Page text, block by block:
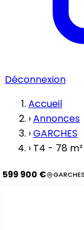
Déconnexion
Accueil
›Annonces
›GARCHES
› T4 - 78
599 900 € GARCHES